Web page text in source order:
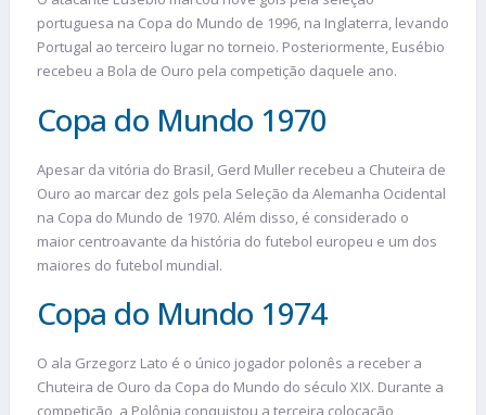
portuguesa na Copa do Mundo de 1996, na Inglaterra, levando
Portugal ao terceiro lugar no torneio. Posteriormente, Eusébio
recebeu a Bola de Ouro pela competição daquele ano.
Copa do Mundo 1970
Apesar da vitória do Brasil, Gerd Muller recebeu a Chuteira de
Ouro ao marcar dez gols pela Seleção da Alemanha Ocidental
na Copa do Mundo de 1970. Além disso, é considerado o
maior centroavante da história do futebol europeu e um dos
maiores do futebol mundial.
Copa do Mundo 1974
O ala Grzegorz Lato é o único jogador polonês a receber a
Chuteira de Ouro da Copa do Mundo do século XIX. Durante a
competição, a Polônia conquistou a terceira colocação,